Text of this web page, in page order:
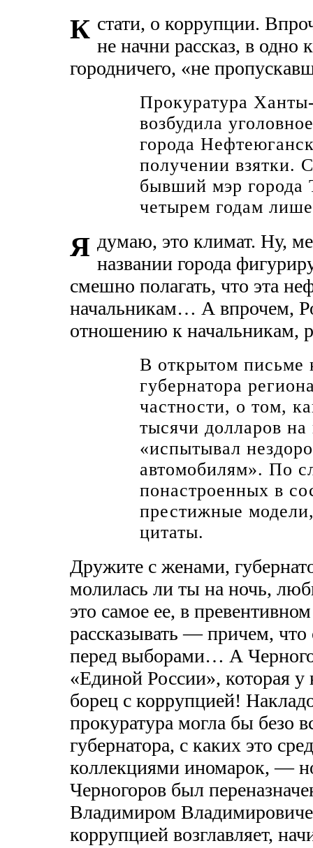
К стати, о коррупции.
не начни рассказ, в одно
городничего, «не
Прокуратура
возбудила
города
получении взятки.
бывший мэр города
четырем годам
Я думаю, это климат. Ну,
названии города
смешно полагать, что эта
начальникам… А впрочем,
отношению к начальникам,
В открытом письме
губернатора
частности, о том,
тысячи долларов
«испытывал
автомобилям». По
понастроенных в
престижные
цитаты.
Дружите с женами,
молилась ли ты на ночь,
это самое ее, в
рассказывать — причем,
перед выборами… А
«Единой России», которая
борец с коррупцией!
прокуратура могла бы безо
губернатора, с каких это
коллекциями иномарок, —
Черногоров был
Владимиром
коррупцией возглавляет,